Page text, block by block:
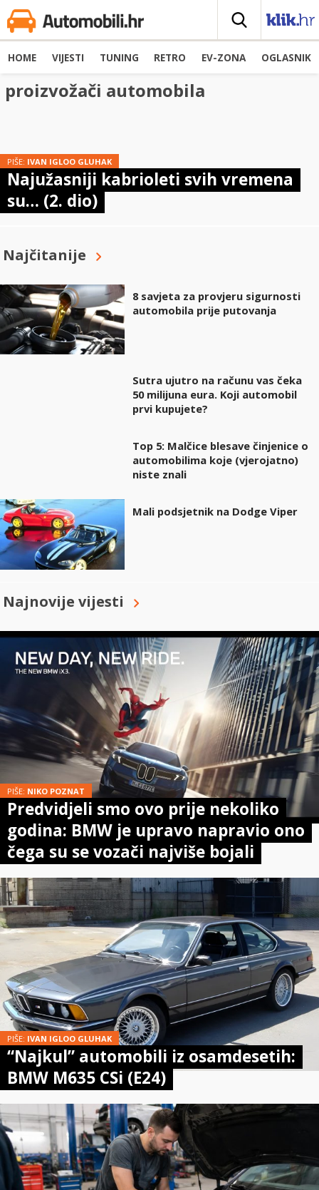
HOME VIJESTI TUNING RETRO EV-ZONA OGLASNIK
proizvožači automobila
PIŠE: IVAN IGLOO GLUHAK
Najužasniji kabrioleti svih vremena
su… (2. dio)
Najčitanije
8 savjeta za provjeru sigurnosti
automobila prije putovanja
Sutra ujutro na računu vas čeka
50 milijuna eura. Koji automobil
prvi kupujete?
Top 5: Malčice blesave činjenice o
automobilima koje (vjerojatno)
niste znali
Mali podsjetnik na Dodge Viper
Najnovije vijesti
PIŠE: NIKO POZNAT
Predvidjeli smo ovo prije nekoliko
godina: BMW je upravo napravio ono
čega su se vozači najviše bojali
PIŠE: IVAN IGLOO GLUHAK
“Najkul” automobili iz osamdesetih:
BMW M635 CSi (E24)